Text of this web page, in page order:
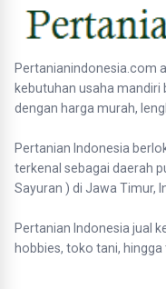
Pertanianindonesia.com
kebutuhan usaha mandiri
dengan harga murah,
Pertanian Indonesia
terkenal sebagai daerah
Sayuran ) di Jawa Timur,
Pertanian Indonesia jual
hobbies, toko tani,